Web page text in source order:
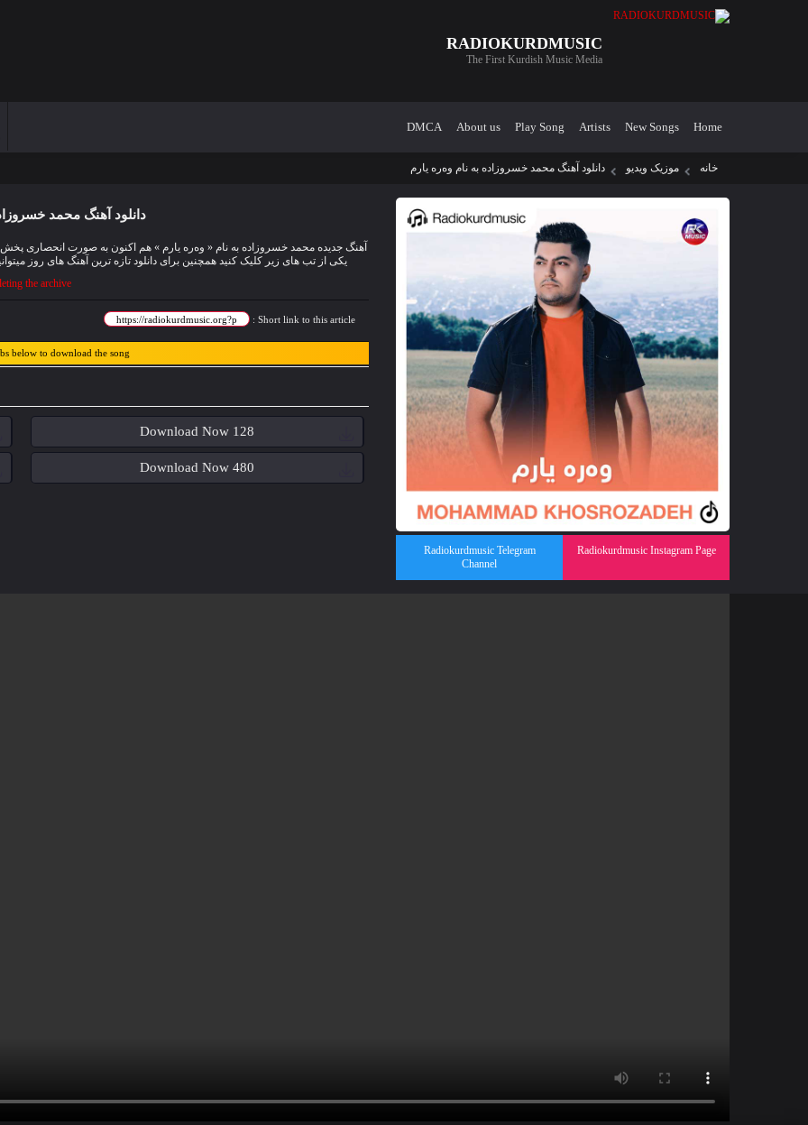
RADIOKURDMUSIC
The First Kurdish Music Media
Home
New Songs
Artists
Play Song
About us
DMCA
خانه موزیک ویدیو دانلود آهنگ محمد خسروزاده به نام وەرە یارم
Radiokurdmusic Instagram Page
Radiokurdmusic Telegram
Channel
دانلود آهنگ محمد
یکی از تب های زیر کلیک کنید همچنین برای دانلود تازه ترین آهنگ های روز
the archive
Short link to this article :
below to download the song
Download Now 128
Download Now 480